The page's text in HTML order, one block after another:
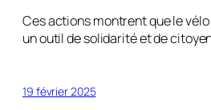
Ces actions montrent que le
un outil de solidarité et de
19 février 2025